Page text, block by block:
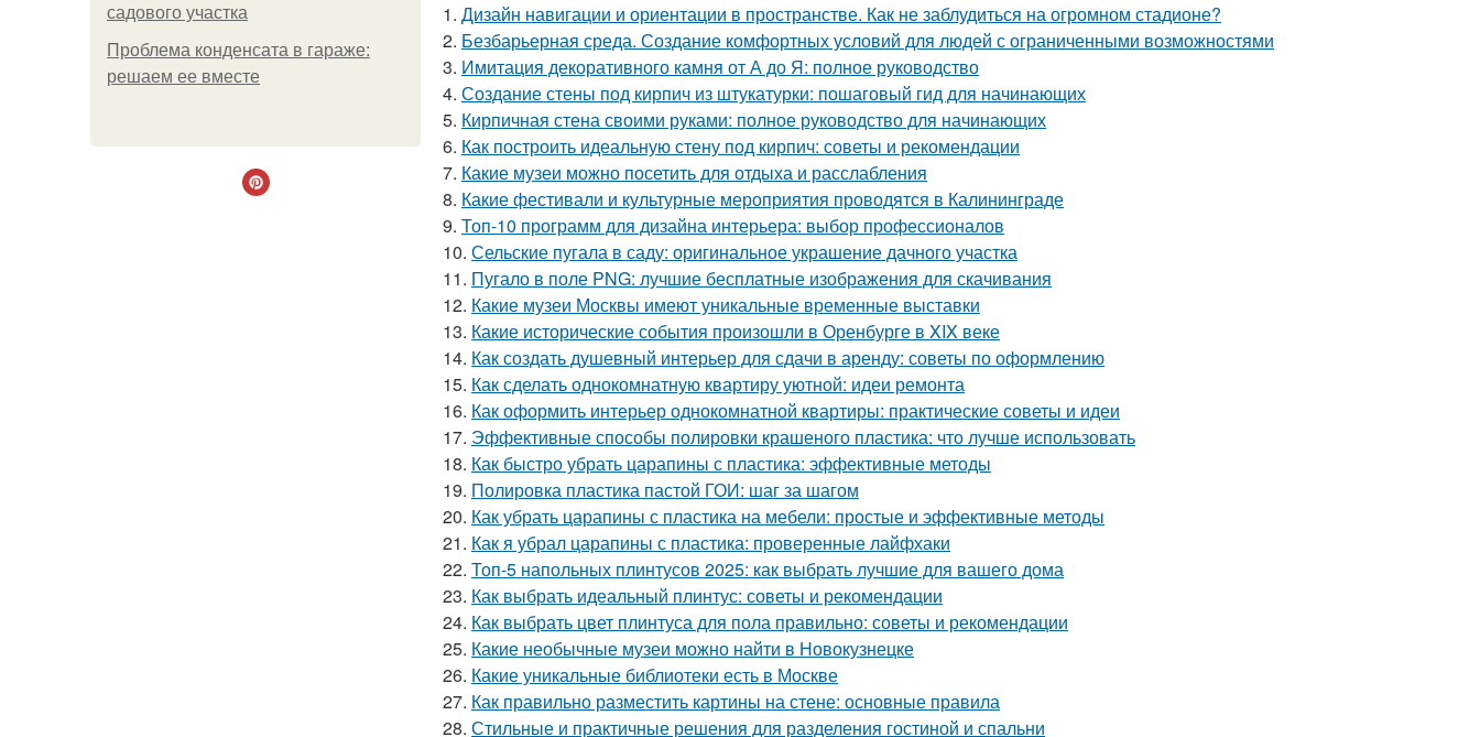
садового участка
Проблема конденсата в гараже:
решаем ее вместе
1. Дизайн навигации и ориентации в пространстве. Как не заблудиться на огромном стадионе?
2. Безбарьерная среда. Создание комфортных условий для людей с ограниченными возможностями
3. Имитация декоративного камня от А до Я: полное руководство
4. Создание стены под кирпич из штукатурки: пошаговый гид для начинающих
5. Кирпичная стена своими руками: полное руководство для начинающих
6. Как построить идеальную стену под кирпич: советы и рекомендации
7. Какие музеи можно посетить для отдыха и расслабления
8. Какие фестивали и культурные мероприятия проводятся в Калининграде
9. Топ-10 программ для дизайна интерьера: выбор профессионалов
10. Сельские пугала в саду: оригинальное украшение дачного участка
11. Пугало в поле PNG: лучшие бесплатные изображения для скачивания
12. Какие музеи Москвы имеют уникальные временные выставки
13. Какие исторические события произошли в Оренбурге в XIX веке
14. Как создать душевный интерьер для сдачи в аренду: советы по оформлению
15. Как сделать однокомнатную квартиру уютной: идеи ремонта
16. Как оформить интерьер однокомнатной квартиры: практические советы и идеи
17. Эффективные способы полировки крашеного пластика: что лучше использовать
18. Как быстро убрать царапины с пластика: эффективные методы
19. Полировка пластика пастой ГОИ: шаг за шагом
20. Как убрать царапины с пластика на мебели: простые и эффективные методы
21. Как я убрал царапины с пластика: проверенные лайфхаки
22. Топ-5 напольных плинтусов 2025: как выбрать лучшие для вашего дома
23. Как выбрать идеальный плинтус: советы и рекомендации
24. Как выбрать цвет плинтуса для пола правильно: советы и рекомендации
25. Какие необычные музеи можно найти в Новокузнецке
26. Какие уникальные библиотеки есть в Москве
27. Как правильно разместить картины на стене: основные правила
28. Стильные и практичные решения для разделения гостиной и спальни